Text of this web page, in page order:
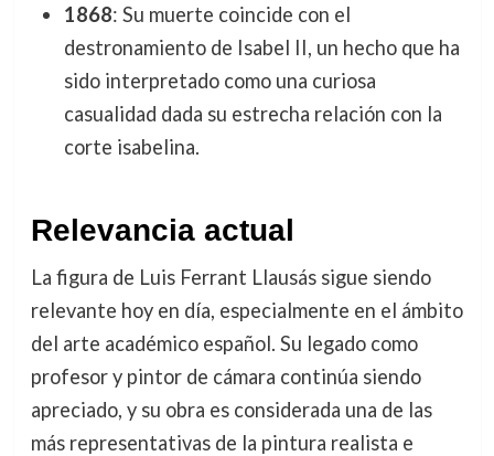
1868: Su muerte coincide con el
destronamiento de Isabel II, un hecho que ha
sido interpretado como una curiosa
casualidad dada su estrecha relación con la
corte isabelina.
Relevancia actual
La figura de Luis Ferrant Llausás sigue siendo
relevante hoy en día, especialmente en el ámbito
del arte académico español. Su legado como
profesor y pintor de cámara continúa siendo
apreciado, y su obra es considerada una de las
más representativas de la pintura realista e